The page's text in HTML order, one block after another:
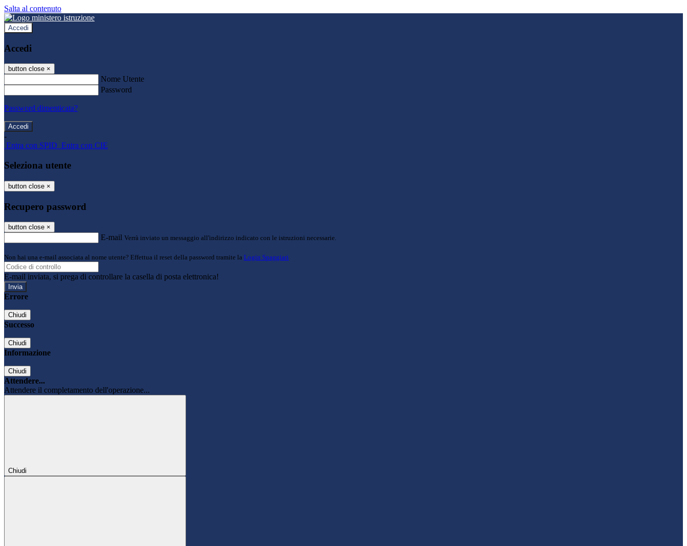
Salta al contenuto
Accedi
Accedi
button close ×
Nome Utente
Password
Password dimenticata?
-
Entra con SPID Entra con CIE
Seleziona utente
button close ×
Recupero password
button close ×
E-mail Verrà inviato un messaggio all'indirizzo indicato con le istruzioni necessarie.
Non hai una e-mail associata al nome utente? Effettua il reset della password tramite la Login Spaggiari
E-mail inviata, si prega di controllare la casella di posta elettronica!
Errore
Chiudi
Successo
Chiudi
Informazione
Chiudi
Attendere...
Attendere il completamento dell'operazione...
Chiudi